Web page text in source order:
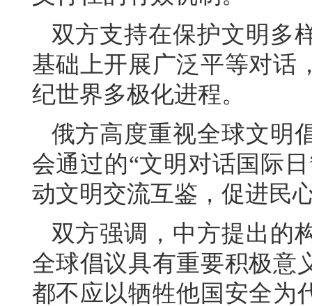
双方支持在保护文明多
基础上开展广泛平等对话
纪世界多极化进程。
俄方高度重视全球文明
会通过的“文明对话国际
动文明交流互鉴，促进民
双方强调，中方提出的
全球倡议具有重要积极意
都不应以牺牲他国安全为